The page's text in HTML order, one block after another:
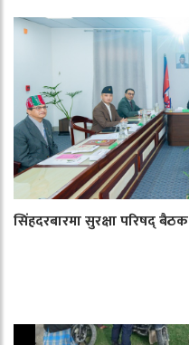
सिंहदरबारमा सुरक्षा परिषद् बैठक